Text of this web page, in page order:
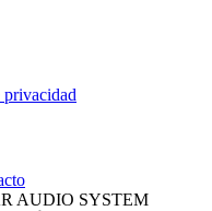
AUDIO SYSTEM